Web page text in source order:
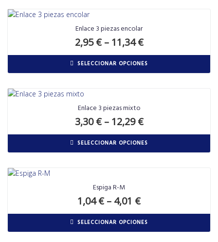
Enlace 3 piezas encolar
2,95€– 11,34€
SELECCIONAR OPCIONES
Enlace 3 piezas mixto
3,30€– 12,29€
SELECCIONAR OPCIONES
Espiga R-M
1,04€– 4,01 €
SELECCIONAR OPCIONES